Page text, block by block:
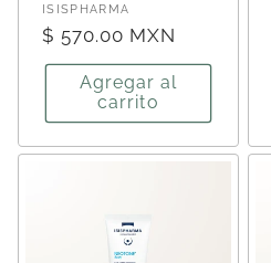
Proveedor:
ISISPHARMA
Precio
habitual
$ 570.00 MXN
Agregar al
carrito